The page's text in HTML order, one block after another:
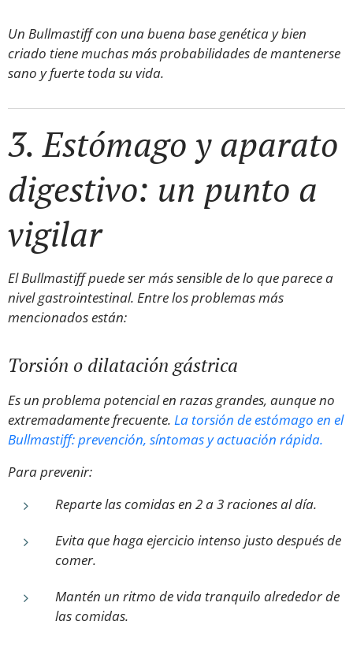
Un Bullmastiff con una buena base genética y bien
criado tiene muchas más probabilidades de mantenerse
sano y fuerte toda su vida.
3. Estómago y aparato
digestivo: un punto a
vigilar
El Bullmastiff puede ser más sensible de lo que parece a
nivel gastrointestinal. Entre los problemas más
mencionados están:
Torsión o dilatación gástrica
Es un problema potencial en razas grandes, aunque no
extremadamente frecuente. La torsión de estómago en el
Bullmastiff: prevención, síntomas y actuación rápida.
Para prevenir:
Reparte las comidas en 2 a 3 raciones al día.
Evita que haga ejercicio intenso justo después de
comer.
Mantén un ritmo de vida tranquilo alrededor de
las comidas.